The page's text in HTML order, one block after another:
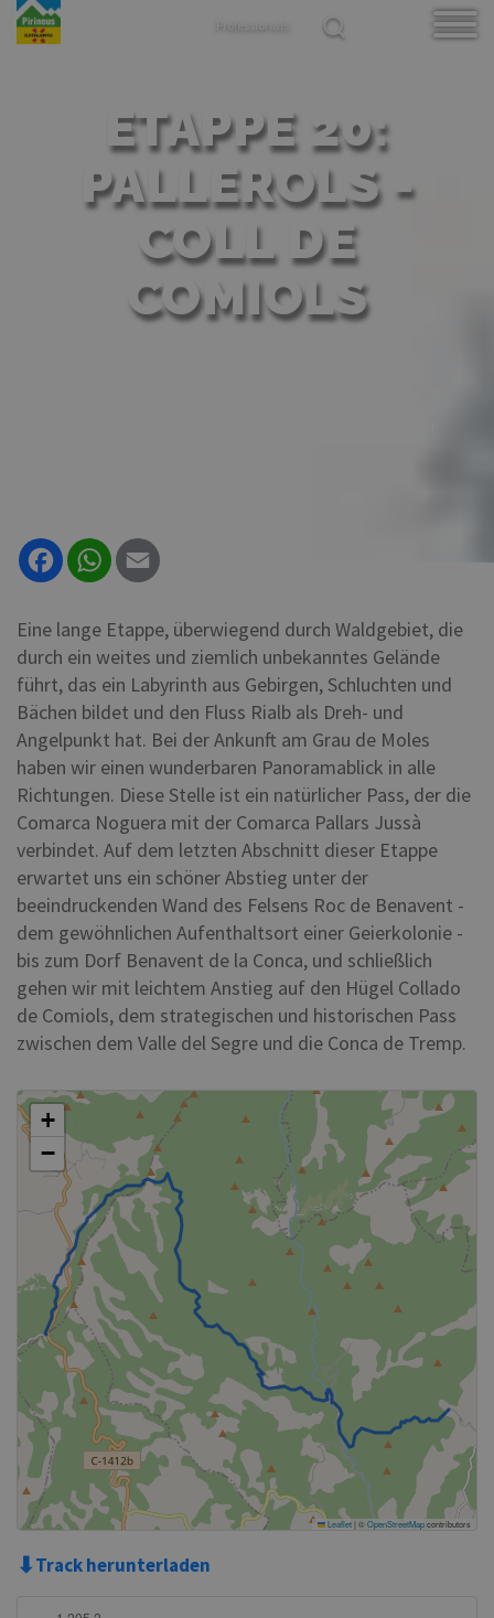
Direkt
zum
ETAPPE 20:
PALLEROLS -
COLL DE
COMIOLS
FacebookWhatsApp
Eine lange Etappe, überwiegend durch Waldgebiet, die
durch ein weites und ziemlich unbekanntes Gelände
führt, das ein Labyrinth aus Gebirgen, Schluchten und
Bächen bildet und den Fluss Rialb als Dreh- und
Angelpunkt hat. Bei der Ankunft am Grau de Moles
haben wir einen wunderbaren Panoramablick in alle
Richtungen. Diese Stelle ist ein natürlicher Pass, der die
Comarca Noguera mit der Comarca Pallars Jussà
verbindet. Auf dem letzten Abschnitt dieser Etappe
erwartet uns ein schöner Abstieg unter der
beeindruckenden Wand des Felsens Roc de Benavent -
dem gewöhnlichen Aufenthaltsort einer Geierkolonie -
bis zum Dorf Benavent de la Conca, und schließlich
gehen wir mit leichtem Anstieg auf den Hügel Collado
de Comiols, dem strategischen und historischen Pass
zwischen dem Valle del Segre und die Conca de Tremp.
+
−
Leaflet| ©OpenStreetMapcontributors
⬇Track herunterladen